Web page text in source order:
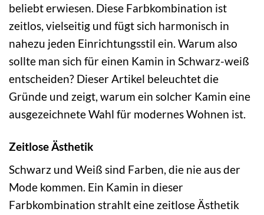
beliebt erwiesen. Diese Farbkombination ist
zeitlos, vielseitig und fügt sich harmonisch in
nahezu jeden Einrichtungsstil ein. Warum also
sollte man sich für einen Kamin in Schwarz-weiß
entscheiden? Dieser Artikel beleuchtet die
Gründe und zeigt, warum ein solcher Kamin eine
ausgezeichnete Wahl für modernes Wohnen ist.
Zeitlose Ästhetik
Schwarz und Weiß sind Farben, die nie aus der
Mode kommen. Ein Kamin in dieser
Farbkombination strahlt eine zeitlose Ästhetik